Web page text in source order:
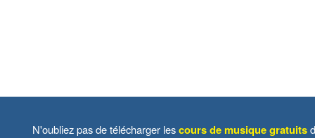
N'oubliez pas de télécharger lescours de musique gratuits